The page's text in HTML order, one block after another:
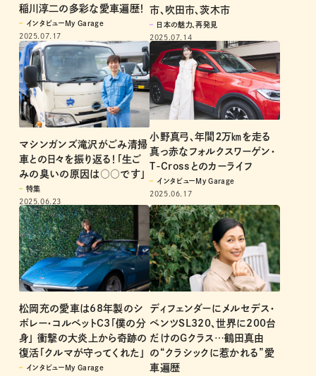
稲川淳二の多彩な愛車遍歴！
インタビューMy Garage
2025.07.17
市、吹田市、茨木市
日本の魅力、再発見
2025.07.14
マシンガンズ滝沢がごみ清掃
車との日々を振り返る！「生ご
みの臭いの原因は○○です」
特集
2025.06.23
小野真弓、年間２万㎞を走る
真っ赤なフォルクスワーゲン・
T-Crossとのカーライフ
インタビューMy Garage
2025.06.17
松岡充の愛車は68年製のシ
ボレー・コルベットC3「僕の分
身」 衝撃の大炎上から奇跡の
復活「クルマが守ってくれた」
インタビューMy Garage
ディフェンダーにメルセデス・
ベンツSL320、世界に200台
だけのGクラス…鶴田真由
の“クラシックに惹かれる”愛
車遍歴